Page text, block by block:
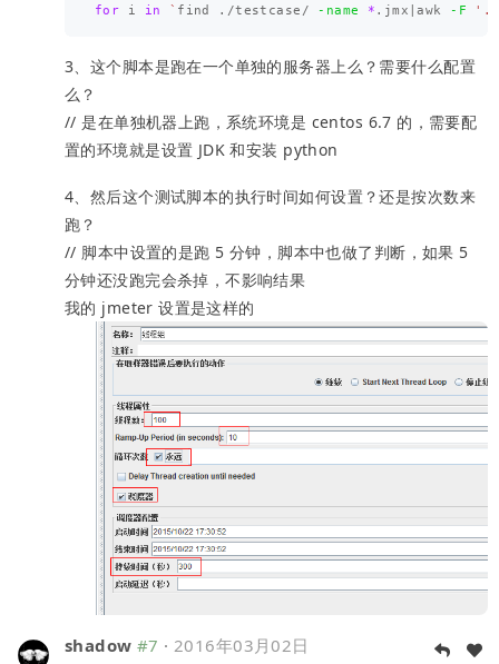
for i in ` find ./testcase/ -name * .jmx|awk -F '.'
3、这个脚本是跑在一个单独的服务器上么？需要什么配置
么？
// 是在单独机器上跑，系统环境是 centos 6.7 的，需要配
置的环境就是设置 JDK 和安装 python
4、然后这个测试脚本的执行时间如何设置？还是按次数来
跑？
// 脚本中设置的是跑 5 分钟，脚本中也做了判断，如果 5
分钟还没跑完会杀掉，不影响结果
我的 jmeter 设置是这样的
shadow #7 · 2016年03月02日